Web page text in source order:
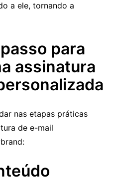
a ele, tornando a
para
assinatura
nas etapas práticas
de e-mail